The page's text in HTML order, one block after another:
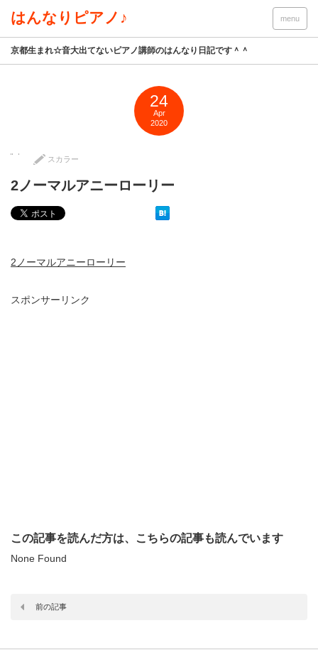
はんなりピアノ♪ menu
京都生まれ☆音大出てないピアノ講師のはんなり日記です＾＾
24
Apr
2020
スカラー
2ノーマルアニーローリー
2ノーマルアニーローリー
スポンサーリンク
この記事を読んだ方は、こちらの記事も読んでいます
None Found
前の記事